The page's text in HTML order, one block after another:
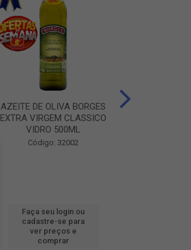
AZEITE DE OLIVA BORGES
EXTRA VIRGEM CLASSICO
VIDRO 500ML
Código: 32002
Faça seu login ou
cadastre-se para
ver preços e
comprar